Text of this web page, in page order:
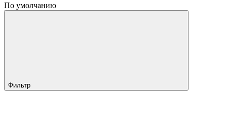
По умолчанию
Фильтр